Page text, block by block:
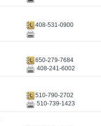
408-531-0900
650-279-7684
408-241-6002
510-790-2702
510-739-1423